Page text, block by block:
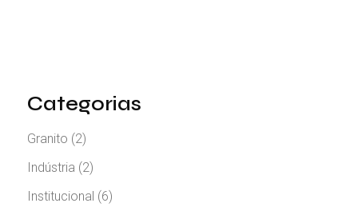
Categorias
Granito (2)
Indústria (2)
Institucional (6)